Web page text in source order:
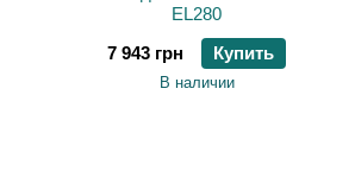
EL280
7 943 грн
Купить
В наличии